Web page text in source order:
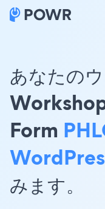
あなたの
Form
みます。